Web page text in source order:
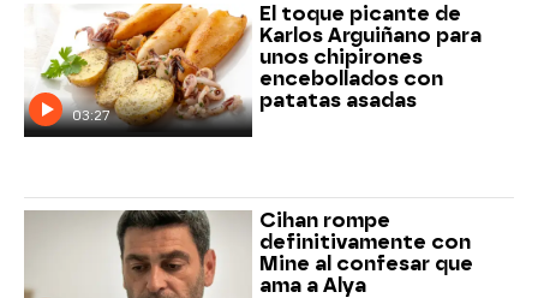
03:27
El toque picante de
Karlos Arguiñano para
unos chipirones
encebollados con
patatas asadas
Cihan rompe
definitivamente con
Mine al confesar que
ama a Alya